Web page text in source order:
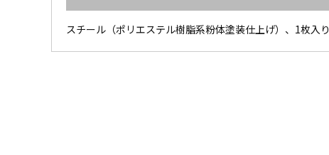
スチール（ポリエステル樹脂系粉体塗装仕上げ）、1枚入り